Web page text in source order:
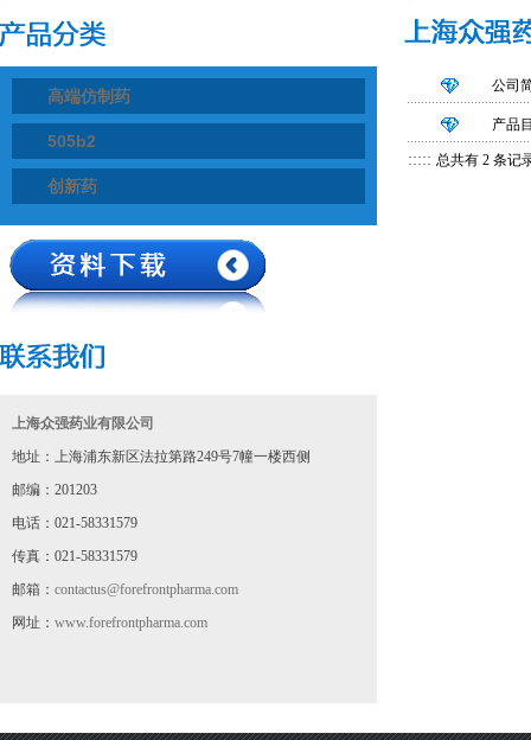
高端仿制药
505b2
创新药
上海众强药业有限公司
地址：上海浦东新区法拉第路249号7幢一楼西侧
邮编：201203
电话：021-58331579
传真：021-58331579
邮箱： contactus@forefrontpharma.com
网址： www.forefrontpharma.com
公司
产品
::::: 总共有 2 条记